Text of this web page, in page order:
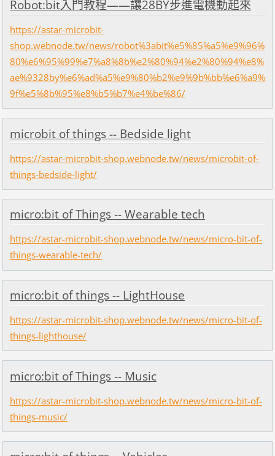
Robot:bit入門教程——讓28BY步進電機動起來
https://astar-microbit-
shop.webnode.tw/news/robot%3abit%e5%85%a5%e9%96%
80%e6%95%99%e7%a8%8b%e2%80%94%e2%80%94%e8%
ae%9328by%e6%ad%a5%e9%80%b2%e9%9b%bb%e6%a9%
9f%e5%8b%95%e8%b5%b7%e4%be%86/
microbit of things -- Bedside light
https://astar-microbit-shop.webnode.tw/news/microbit-of-
things-bedside-light/
micro:bit of Things -- Wearable tech
https://astar-microbit-shop.webnode.tw/news/micro-bit-of-
things-wearable-tech/
micro:bit of things -- LightHouse
https://astar-microbit-shop.webnode.tw/news/micro-bit-of-
things-lighthouse/
micro:bit of Things -- Music
https://astar-microbit-shop.webnode.tw/news/micro-bit-of-
things-music/